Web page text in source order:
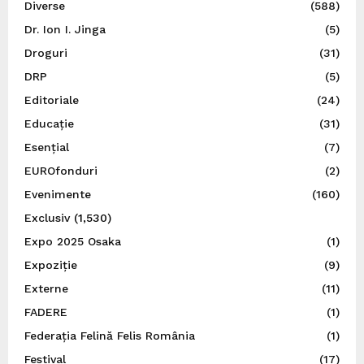
Diverse
(588)
Dr. Ion I. Jinga
(5)
Droguri
(31)
DRP
(5)
Editoriale
(24)
Educație
(31)
Esențial
(7)
EUROfonduri
(2)
Evenimente
(160)
Exclusiv(1,530)
Expo 2025 Osaka
(1)
Expoziție
(9)
Externe
(11)
FADERE
(1)
Federația Felină Felis România
(1)
Festival
(17)